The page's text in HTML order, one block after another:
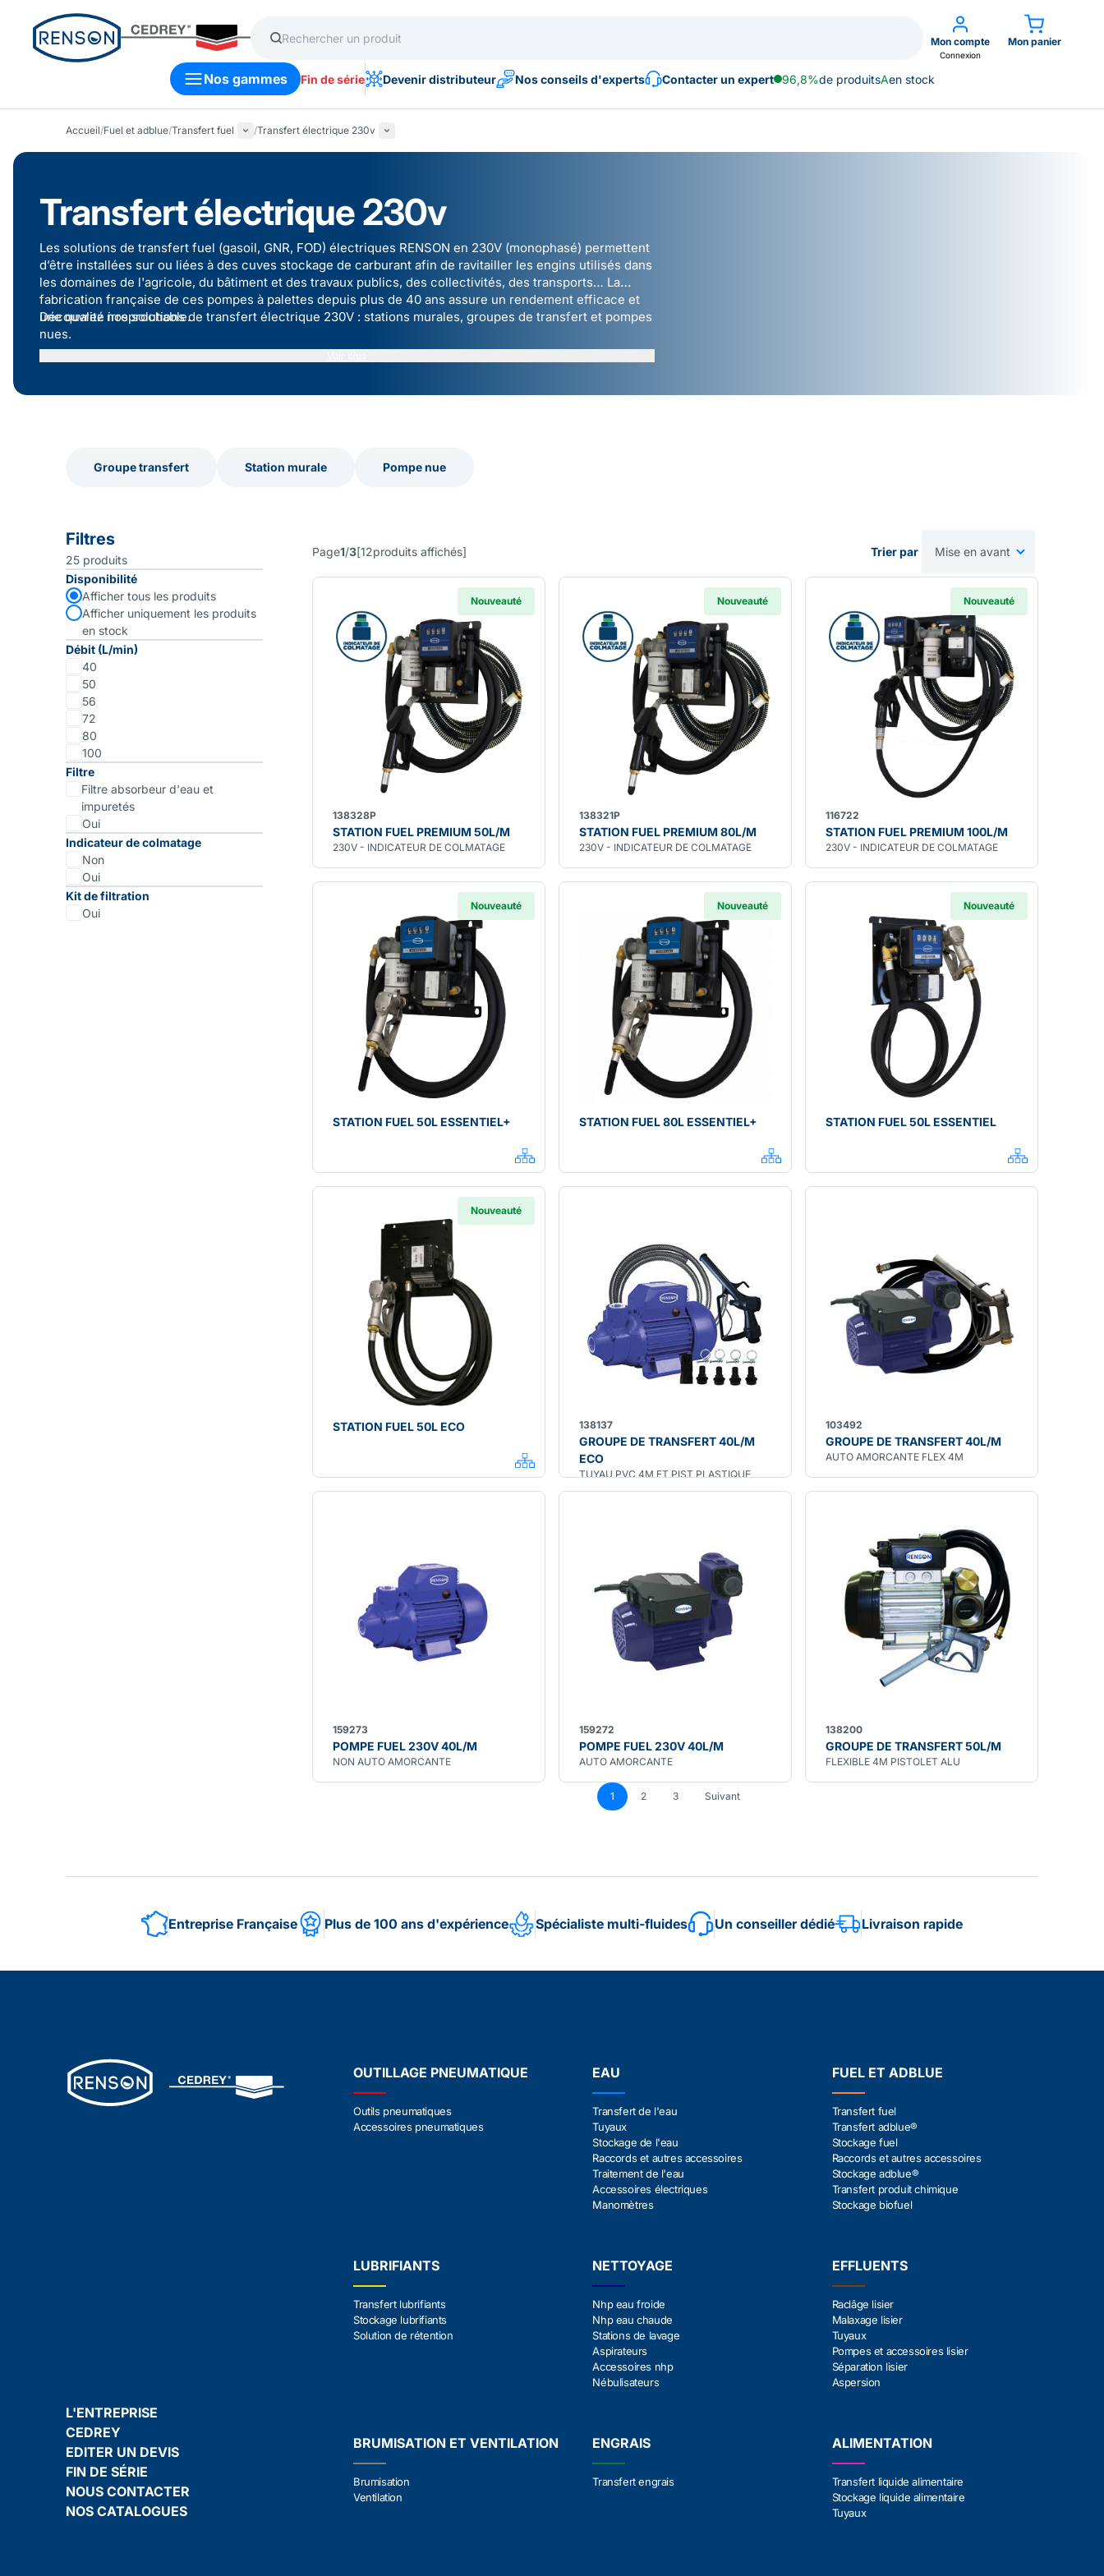
Mon compte
Connexion
Mon panier
Nos gammes Fin de série Devenir distributeur Nos conseils d'experts Contacter un expert 96,8%de produitsAen stock
Accueil/Fuel et adblue/Transfert fuel /Transfert électrique 230v
Transfert électrique 230v
Les solutions de transfert fuel (gasoil, GNR, FOD) électriques RENSON en 230V (monophasé) permettent
d’être installées sur ou liées à des cuves stockage de carburant afin de ravitailler les engins utilisés dans
les domaines de l'agricole, du bâtiment et des travaux publics, des collectivités, des transports… La
fabrication française de ces pompes à palettes depuis plus de 40 ans assure un rendement efficace et
une qualité irreprochable.
Découvrez nos solutions de transfert électrique 230V : stations murales, groupes de transfert et pompes
nues.
Groupe transfert
Station murale
Pompe nue
Filtres
25 produits
Disponibilité
Afficher tous les produits
Afficher uniquement les produits
en stock
Débit (L/min)
40
50
56
72
80
100
Filtre
Filtre absorbeur d'eau et
impuretés
Oui
Indicateur de colmatage
Non
Oui
Kit de filtration
Oui
Page1/3[12produits affichés] Trier par
Nouveauté
138328P
STATION FUEL PREMIUM 50L/M
230V - INDICATEUR DE COLMATAGE
Nouveauté
138321P
STATION FUEL PREMIUM 80L/M
230V - INDICATEUR DE COLMATAGE
Nouveauté
116722
STATION FUEL PREMIUM 100L/M
230V - INDICATEUR DE COLMATAGE
Nouveauté
STATION FUEL 50L ESSENTIEL+
Nouveauté
STATION FUEL 80L ESSENTIEL+
Nouveauté
STATION FUEL 50L ESSENTIEL
Nouveauté
STATION FUEL 50L ECO 138137
GROUPE DE TRANSFERT 40L/M
ECO
TUYAU PVC 4M ET PIST PLASTIQUE
103492
GROUPE DE TRANSFERT 40L/M
AUTO AMORCANTE FLEX 4M
159273
POMPE FUEL 230V 40L/M
NON AUTO AMORCANTE
159272
POMPE FUEL 230V 40L/M
AUTO AMORCANTE
138200
GROUPE DE TRANSFERT 50L/M
FLEXIBLE 4M PISTOLET ALU
1 2 3 Suivant
Entreprise Française Plus de 100 ans d'expérience Spécialiste multi-fluides Un conseiller dédié Livraison rapide
L'ENTREPRISE
CEDREY
EDITER UN DEVIS
FIN DE SÉRIE
NOUS CONTACTER
NOS CATALOGUES
OUTILLAGE PNEUMATIQUE
Outils pneumatiques
Accessoires pneumatiques
EAU
Transfert de l'eau
Tuyaux
Stockage de l'eau
Raccords et autres accessoires
Traitement de l'eau
Accessoires électriques
Manomètres
FUEL ET ADBLUE
Transfert fuel
Transfert adblue®
Stockage fuel
Raccords et autres accessoires
Stockage adblue®
Transfert produit chimique
Stockage biofuel
LUBRIFIANTS
Transfert lubrifiants
Stockage lubrifiants
Solution de rétention
NETTOYAGE
Nhp eau froide
Nhp eau chaude
Stations de lavage
Aspirateurs
Accessoires nhp
Nébulisateurs
EFFLUENTS
Raclâge lisier
Malaxage lisier
Tuyaux
Pompes et accessoires lisier
Séparation lisier
Aspersion
BRUMISATION ET VENTILATION
Brumisation
Ventilation
ENGRAIS
Transfert engrais
ALIMENTATION
Transfert liquide alimentaire
Stockage liquide alimentaire
Tuyaux